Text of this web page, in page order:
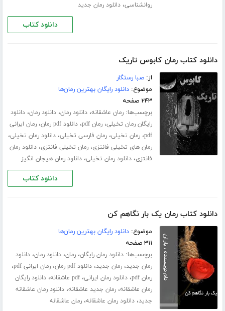
روانشناسی،دانلود رمان جدید
دانلود کتاب
دانلود کتاب رمان کابوس تاریک
از:صبا رستگار
موضوع:دانلود رایگان بهترین رمان‌ها
۲۴۳ صفحه
برچسب‌ها:رمان عاشقانه،دانلود رمان،دانلود رمان،دانلود
رایگان رمان تخیلی،رمان pdf ،دانلود pdf رمان ،رمان ایرانی
pdf،رمان تخیلی،رمان فارسی تخیلی،دانلود رمان تخیلی،
رمان های تخیلی فانتزی،رمان تخیلی فانتزی،دانلود رمان
فانتزی،دانلود رمان تخیلی،دانلود رمان هیجان انگیز
دانلود کتاب
دانلود کتاب رمان یک بار نگاهم کن
موضوع:دانلود رایگان بهترین رمان‌ها
۳۱۱ صفحه
برچسب‌ها:دانلود رمان رایگان،رمان،دانلود رمان،دانلود
رمان جدید،رمان جدید،دانلود pdf رمان ،رمان ایرانی pdf ،
رمان pdf ،دانلود رمان ایرانی،pdf عاشقانه ،دانلود رایگان
رمان عاشقانه،رمان جدید عاشقانه،دانلود رمان عاشقانه
جدید،دانلود رمان عاشقانه،رمان عاشقانه